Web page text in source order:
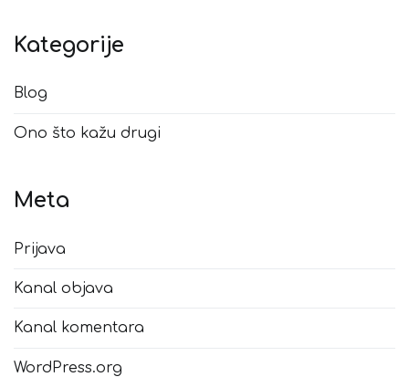
Kategorije
Blog
Ono što kažu drugi
Meta
Prijava
Kanal objava
Kanal komentara
WordPress.org